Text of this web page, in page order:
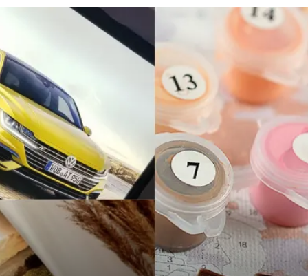
Bebek Giyim Dernekler ve Birlikler
çiçek İnternet
Tarım & Hayvancılık Endüstriyel Ürünler